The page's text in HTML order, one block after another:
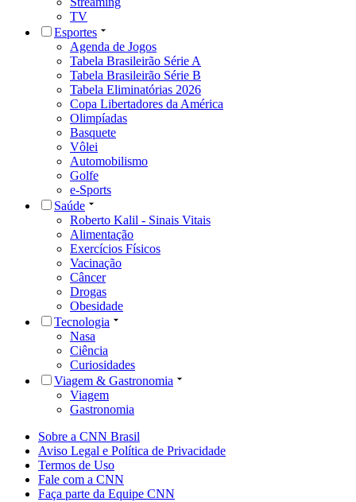
TV
Esportes
Agenda de Jogos
Tabela Brasileirão Série A
Tabela Brasileirão Série B
Tabela Eliminatórias 2026
Copa Libertadores da América
Olimpíadas
Basquete
Vôlei
Automobilismo
Golfe
e-Sports
Saúde
Roberto Kalil - Sinais Vitais
Alimentação
Exercícios Físicos
Vacinação
Câncer
Drogas
Obesidade
Tecnologia
Nasa
Ciência
Curiosidades
Viagem & Gastronomia
Viagem
Gastronomia
Sobre a CNN Brasil
Aviso Legal e Política de Privacidade
Termos de Uso
Fale com a CNN
Faça parte da Equipe CNN